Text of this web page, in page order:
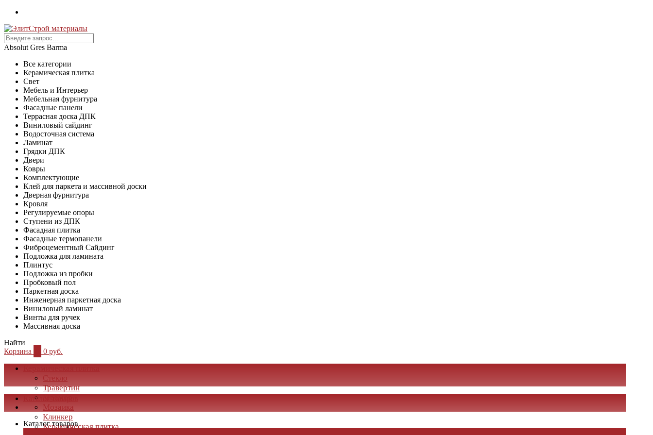
Absolut Gres Barma
Все категории
Керамическая плитка
Свет
Мебель и Интерьер
Мебельная фурнитура
Фасадные панели
Террасная доска ДПК
Виниловый сайдинг
Водосточная система
Ламинат
Грядки ДПК
Двери
Ковры
Комплектующие
Клей для паркета и массивной доски
Дверная фурнитура
Кровля
Регулируемые опоры
Ступени из ДПК
Фасадная плитка
Фасадные термопанели
Фиброцементный Сайдинг
Подложка для ламината
Плинтус
Подложка из пробки
Пробковый пол
Паркетная доска
Инженерная паркетная доска
Виниловый ламинат
Винты для ручек
Массивная доска
Найти
Корзина
0 руб.
Стекло
Травертин
Мрамор
Мозаика
Клинкер
Керамическая плитка
Каталог товаров
Каталог товаров